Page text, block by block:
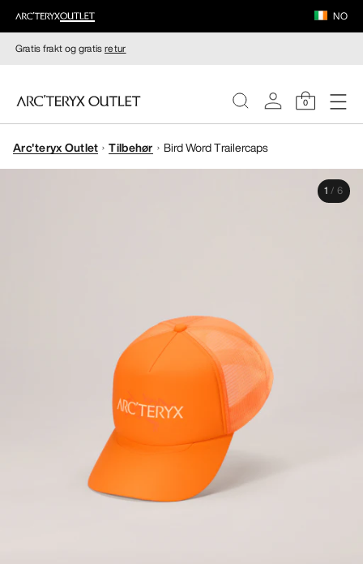
NO
Gratis frakt og gratisretur
0
DAMER
Arc'teryx Outlet Tilbehør Bird Word Trailercaps
1 / 6